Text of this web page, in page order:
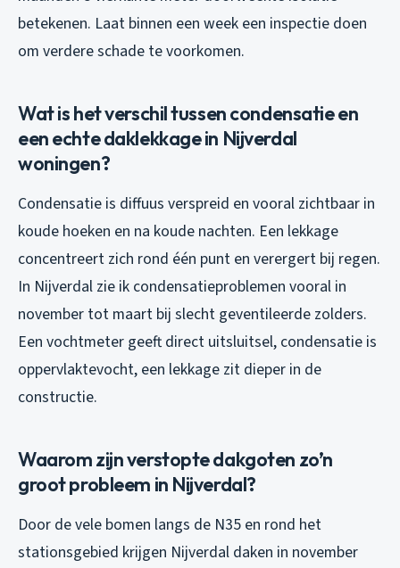
betekenen. Laat binnen een week een inspectie doen
om verdere schade te voorkomen.
Wat is het verschil tussen condensatie en
een echte daklekkage in Nijverdal
woningen?
Condensatie is diffuus verspreid en vooral zichtbaar in
koude hoeken en na koude nachten. Een lekkage
concentreert zich rond één punt en verergert bij regen.
In Nijverdal zie ik condensatieproblemen vooral in
november tot maart bij slecht geventileerde zolders.
Een vochtmeter geeft direct uitsluitsel, condensatie is
oppervlaktevocht, een lekkage zit dieper in de
constructie.
Waarom zijn verstopte dakgoten zo’n
groot probleem in Nijverdal?
Door de vele bomen langs de N35 en rond het
stationsgebied krijgen Nijverdal daken in november